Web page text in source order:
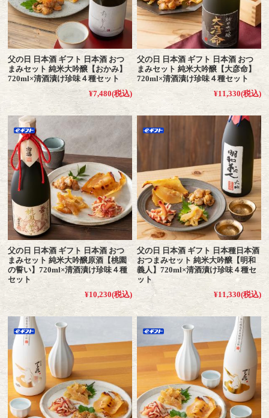
父の日 日本酒 ギフト 日本酒 おつ
まみセット 純米大吟醸【おかみ】
720ml×清酒漬け珍味４種セット
¥7,480(税込)
父の日 日本酒 ギフト 日本酒 おつ
まみセット 純米大吟醸【大彦命】
720ml×清酒漬け珍味４種セット
¥11,330(税込)
父の日 日本酒 ギフト 日本酒 おつ
まみセット 純米大吟醸原酒【桃園
の誓い】720ml×清酒漬け珍味４種
セット
¥10,230(税込)
父の日 日本酒 ギフト 日本種日本酒
おつまみセット 純米大吟醸【明和
義人】720ml×清酒漬け珍味４種セ
ット
¥11,330(税込)